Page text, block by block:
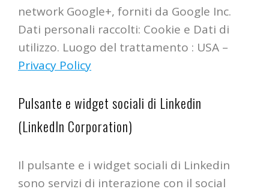
network Google+, forniti da Google Inc.
Dati personali raccolti: Cookie e Dati di
utilizzo. Luogo del trattamento : USA –
Privacy Policy
Pulsante e widget sociali di Linkedin
(LinkedIn Corporation)
Il pulsante e i widget sociali di Linkedin
sono servizi di interazione con il social